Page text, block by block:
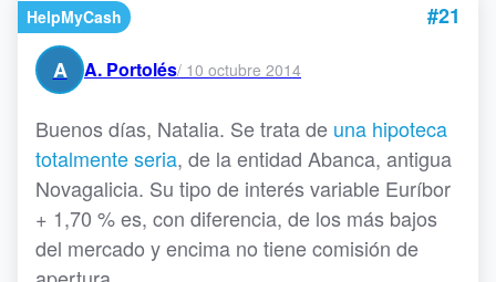
HelpMyCash
#21
A
A. Portolés/ 10 octubre 2014
Buenos días, Natalia. Se trata de una hipoteca
totalmente seria, de la entidad Abanca, antigua
Novagalicia. Su tipo de interés variable Euríbor
+ 1,70 % es, con diferencia, de los más bajos
del mercado y encima no tiene comisión de